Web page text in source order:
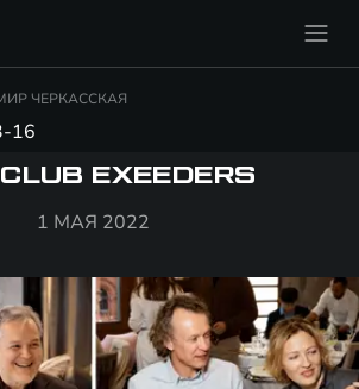
ЧЕРКАССКАЯ
16
EXEEDERS
1 МАЯ 2022